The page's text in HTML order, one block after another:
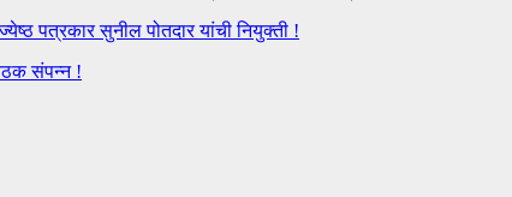
पत्रकार सुनील पोतदार यांची नियुक्ती !
संपन्न !